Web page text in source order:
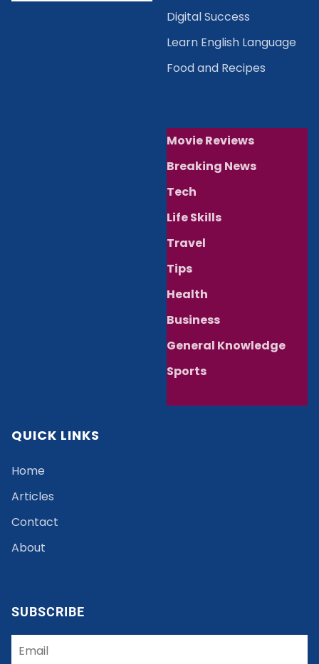
Digital Success
Learn English Language
Food and Recipes
Movie Reviews
Breaking News
Tech
Life Skills
Travel
Tips
Health
Business
General Knowledge
Sports
QUICK LINKS
Home
Articles
Contact
About
SUBSCRIBE